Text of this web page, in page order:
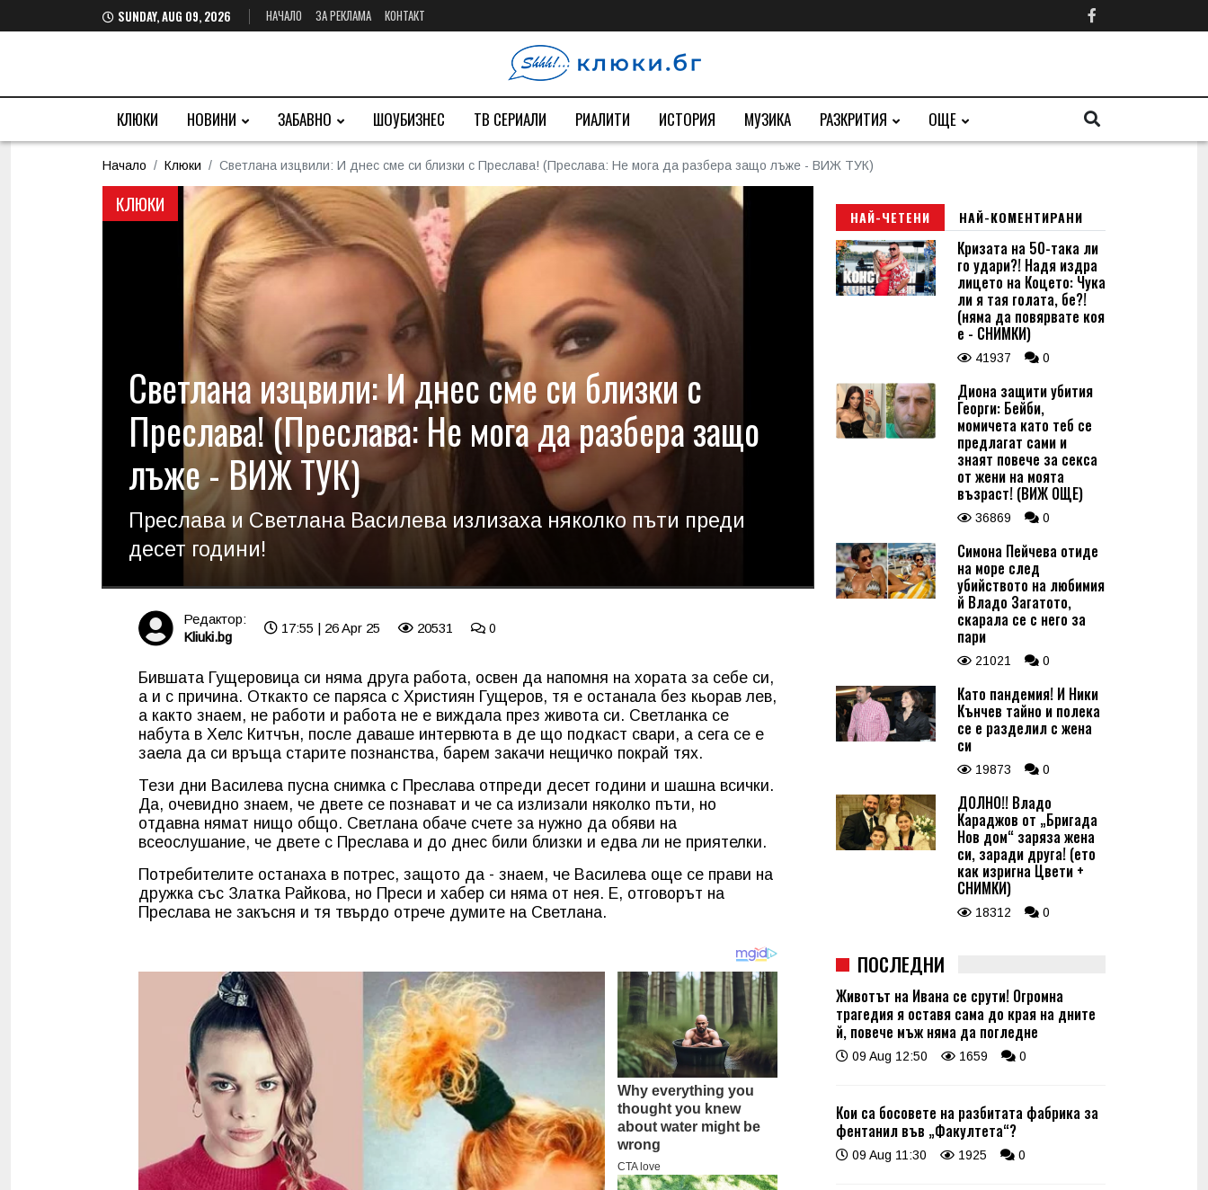
SUNDAY, AUG 09, 2026 НАЧАЛО ЗА РЕКЛАМА КОНТАКТ
КЛЮКИ НОВИНИ ЗАБАВНО ШОУБИЗНЕС ТВ СЕРИАЛИ РИАЛИТИ ИСТОРИЯ МУЗИКА РАЗКРИТИЯ ОЩЕ
Начало Клюки Светлана изцвили: И днес сме си близки с Преслава! (Преслава: Не мога да разбера защо лъже - ВИЖ ТУК)
КЛЮКИ
Светлана изцвили: И днес сме си близки с
Преслава! (Преслава: Не мога да разбера защо
лъже - ВИЖ ТУК)
Преслава и Светлана Василева излизаха няколко пъти преди
десет години!
Редактор:
Kliuki.bg
17:55 | 26 Apr 25 20531 0
Бившата Гущеровица си няма друга работа, освен да напомня на хората за себе си,
а и с причина. Откакто се паряса с Християн Гущеров, тя е останала без кьорав лев,
а както знаем, не работи и работа не е виждала през живота си. Светланка се
набута в Хелс Китчън, после даваше интервюта в де що подкаст свари, а сега се е
заела да си връща старите познанства, барем закачи нещичко покрай тях.
Тези дни Василева пусна снимка с Преслава отпреди десет години и шашна всички.
Да, очевидно знаем, че двете се познават и че са излизали няколко пъти, но
отдавна нямат нищо общо. Светлана обаче счете за нужно да обяви на
всеослушание, че двете с Преслава и до днес били близки и едва ли не приятелки.
Потребителите останаха в потрес, защото да - знаем, че Василева още се прави на
дружка със Златка Райкова, но Преси и хабер си няма от нея. Е, отговорът на
Преслава не закъсня и тя твърдо отрече думите на Светлана.
НАЙ-ЧЕТЕНИ НАЙ-КОМЕНТИРАНИ
Кризата на 50-така ли
го удари?! Надя издра
лицето на Коцето: Чука
ли я тая голата, бе?!
(няма да повярвате коя
е - СНИМКИ)
41937 0
Диона защити убития
Георги: Бейби,
момичета като теб се
предлагат сами и
знаят повече за секса
от жени на моята
възраст! (ВИЖ ОЩЕ)
36869 0
Симона Пейчева отиде
на море след
убийството на любимия
й Владо Загатото,
скарала се с него за
пари
21021 0
Като пандемия! И Ники
Кънчев тайно и полека
се е разделил с жена
си
19873 0
ДОЛНО!! Владо
Караджов от „Бригада
Нов дом“ заряза жена
си, заради друга! (ето
как изригна Цвети +
СНИМКИ)
18312 0
ПОСЛЕДНИ
Животът на Ивана се срути! Огромна
трагедия я оставя сама до края на дните
й, повече мъж няма да погледне
09 Aug 12:50 1659 0
Кои са босовете на разбитата фабрика за
фентанил във „Факултета“?
09 Aug 11:30 1925 0